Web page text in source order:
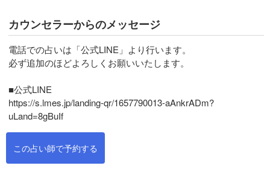
カウンセラーからのメッセージ
電話での占いは「公式LINE」より行います。
必ず追加のほどよろしくお願いいたします。
■公式LINE
https://s.lmes.jp/landing-qr/1657790013-aAnkrADm?
uLand=8gBuIf
この占い師で予約する